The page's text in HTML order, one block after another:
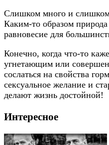
Слишком много и
Каким-то образом
равновесие для
Конечно, когда что-то
угнетающим или
сослаться на свойства
сексуальное желание и
делают жизнь достойной!
Интересное